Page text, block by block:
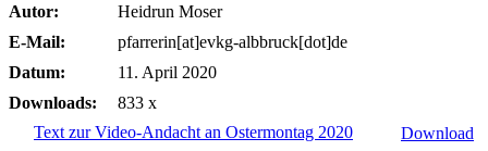
Autor:
Heidrun Moser
E-Mail:
pfarrerin[at]evkg-albbruck[dot]de
Datum:
11. April 2020
Downloads:
833 x
Text zur Video-Andacht an Ostermontag 2020
Download